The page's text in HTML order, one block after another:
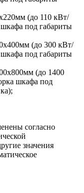
(до 110 кВт/
шкафа под габариты
(до 300 кВт/
шкафа под габариты
(до 1400
шкафа под
согласно
значения